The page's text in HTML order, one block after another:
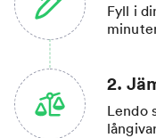
Fyll i
2.
Lendo